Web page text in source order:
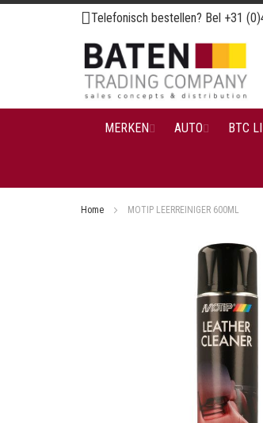
Ga
naar
de
inhoud
Telefonisch bestellen? Bel +31
MERKEN AUTO BTC
Home MOTIP LEERREINIGER 600ML